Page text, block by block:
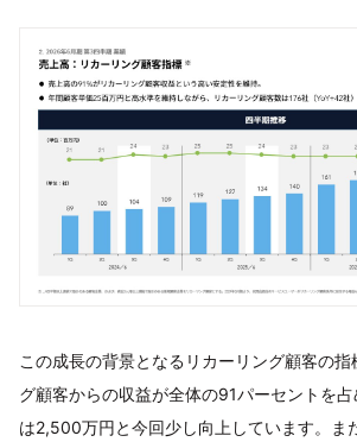
この成長の背景となるリカーリング顧客の
グ顧客からの収益が全体の91パーセントを
は2,500万円と今回少し向上しています。ま